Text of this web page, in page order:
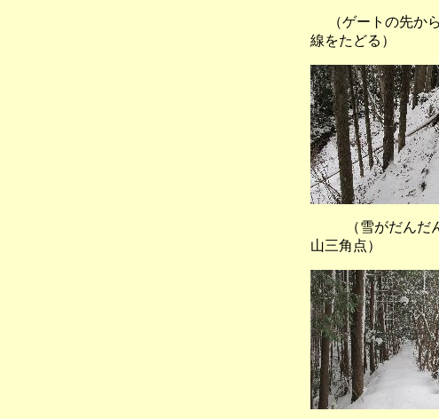
（ゲートの先か
線をたどる）
（雪がだんだ
山三角点）